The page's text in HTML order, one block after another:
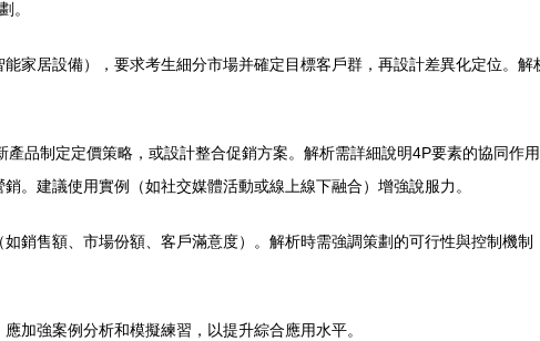
。
家居設備），要求考生細分市場并確定目標客戶群，再設計差異化定位。解
品制定定價策略，或設計整合促銷方案。解析需詳細說明4P要素的協同作
。建議使用實例（如社交媒體活動或線上線下融合）增強說服力。
銷售額、市場份額、客戶滿意度）。解析時需強調策劃的可行性與控制機
加強案例分析和模擬練習，以提升綜合應用水平。